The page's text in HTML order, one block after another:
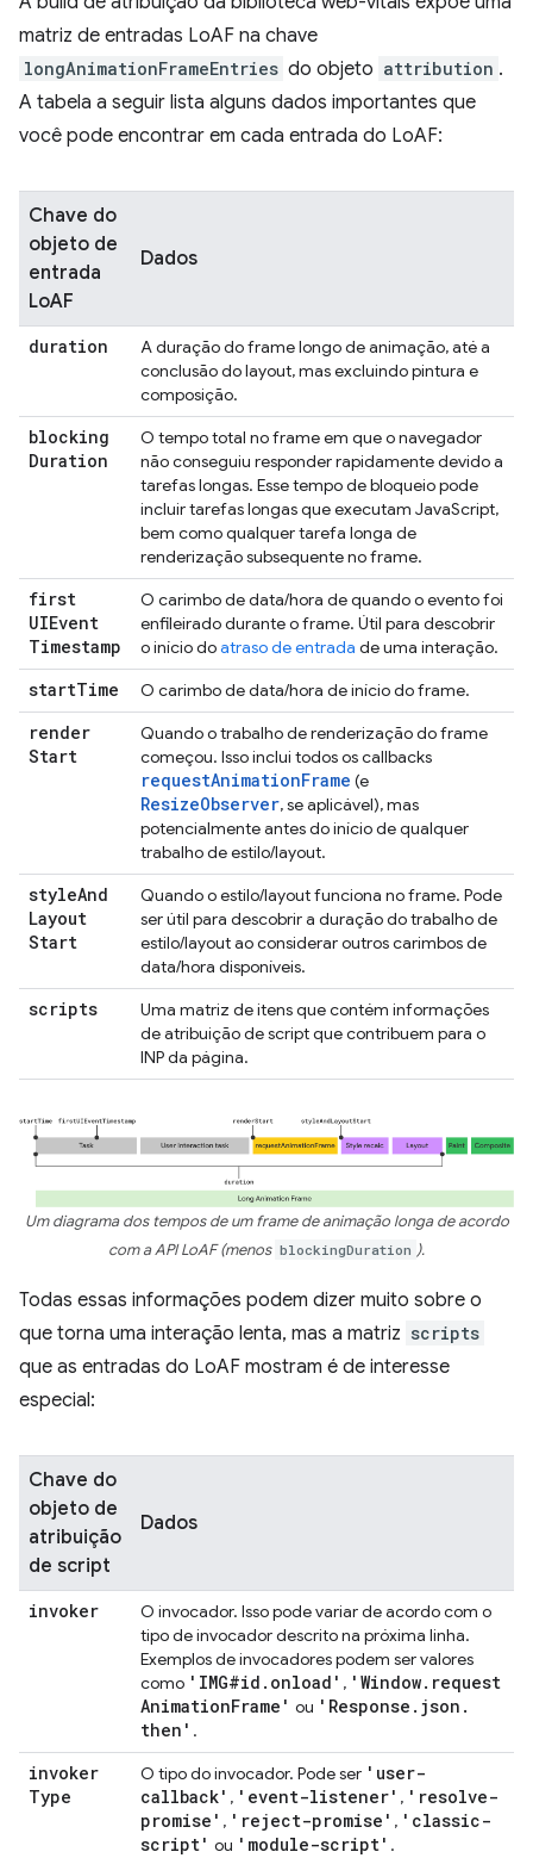
matriz de entradas LoAF na chave
longAnimationFrameEntries do objeto attribution .
A tabela a seguir lista alguns dados importantes que
você pode encontrar em cada entrada do LoAF:
Chave do
objeto de
entrada
LoAF
Dados
duration
A duração do frame longo de animação, até a
conclusão do layout, mas excluindo pintura e
composição.
blocking
Duration
O tempo total no frame em que o navegador
não conseguiu responder rapidamente devido a
tarefas longas. Esse tempo de bloqueio pode
incluir tarefas longas que executam JavaScript,
bem como qualquer tarefa longa de
renderização subsequente no frame.
first
UIEvent
Timestamp
O carimbo de data/hora de quando o evento foi
enfileirado durante o frame. Útil para descobrir
o início doatraso de entrada de uma interação.
startTime O carimbo de data/hora de início do frame.
render
Start
Quando o trabalho de renderização do frame
começou. Isso inclui todos os callbacks
requestAnimationFrame (e
ResizeObserver, se aplicável), mas
potencialmente antes do início de qualquer
trabalho de estilo/layout.
styleAnd
Layout
Start
Quando o estilo/layout funciona no frame. Pode
ser útil para descobrir a duração do trabalho de
estilo/layout ao considerar outros carimbos de
data/hora disponíveis.
scripts
Uma matriz de itens que contém informações
de atribuição de script que contribuem para o
INP da página.
Um diagrama dos tempos de um frame de animação longa de acordo
com a API LoAF (menos blockingDuration ).
Todas essas informações podem dizer muito sobre o
que torna uma interação lenta, mas a matriz scripts
que as entradas do LoAF mostram é de interesse
especial:
Chave do
objeto de
atribuição
de script
Dados
invoker
O invocador. Isso pode variar de acordo com o
tipo de invocador descrito na próxima linha.
Exemplos de invocadores podem ser valores
como 'IMG#id . onload' , 'Window. request
AnimationFrame' ou 'Response . json .
then' .
invoker
Type
O tipo do invocador. Pode ser 'user-
callback' , 'event-listener' , 'resolve-
promise' , 'reject-promise' , 'classic-
script' ou 'module-script' .